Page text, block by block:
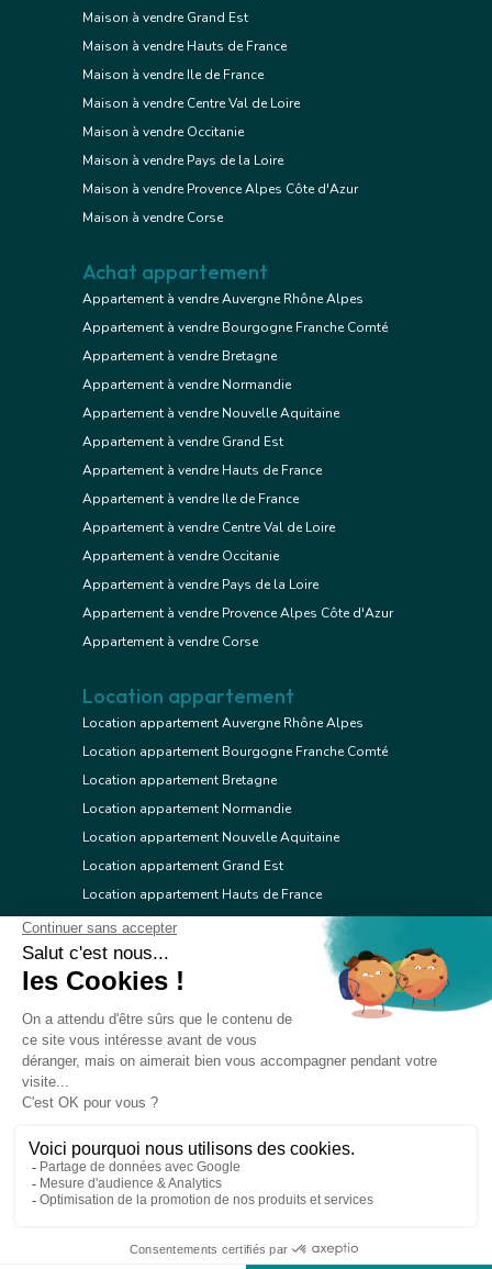
© 2026 Réseau immobilier l'Adresse
Maison à vendre Grand Est
Maison à vendre Hauts de France
Maison à vendre Ile de France
Maison à vendre Centre Val de Loire
Maison à vendre Occitanie
Maison à vendre Pays de la Loire
Maison à vendre Provence Alpes Côte d'Azur
Maison à vendre Corse
Achat appartement
Appartement à vendre Auvergne Rhône Alpes
Appartement à vendre Bourgogne Franche Comté
Appartement à vendre Bretagne
Appartement à vendre Normandie
Appartement à vendre Nouvelle Aquitaine
Appartement à vendre Grand Est
Appartement à vendre Hauts de France
Appartement à vendre Ile de France
Appartement à vendre Centre Val de Loire
Appartement à vendre Occitanie
Appartement à vendre Pays de la Loire
Appartement à vendre Provence Alpes Côte d'Azur
Appartement à vendre Corse
Location appartement
Location appartement Auvergne Rhône Alpes
Location appartement Bourgogne Franche Comté
Location appartement Bretagne
Location appartement Normandie
Location appartement Nouvelle Aquitaine
Location appartement Grand Est
Location appartement Hauts de France
Location appartement Ile de France
Location appartement Centre Val de Loire
Location appartement Occitanie
Location appartement Pays de la Loire
Location appartement Provence Alpes Côte d'Azur
Location appartement Corse